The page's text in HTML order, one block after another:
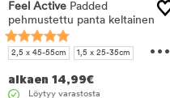
Feel Active Padded
pehmustettu panta keltainen
2,5 x 45-55cm
1,5 x 25-35cm
2 x 40-50cm
...
alkaen 14,99€
Löytyy varastosta